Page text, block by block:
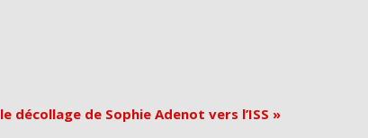
décollage de Sophie Adenot vers l’ISS »